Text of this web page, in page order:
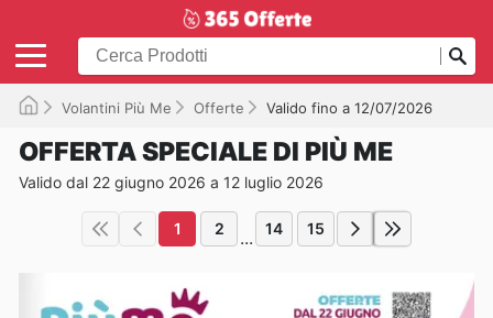
Volantini Più Me Offerte Valido fino a 12/07/2026
OFFERTA SPECIALE DI PIÙ ME
Valido dal 22 giugno 2026 a 12 luglio 2026
1 2 ... 14 15